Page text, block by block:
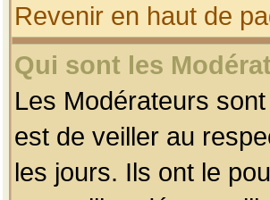
Revenir en haut de
Qui sont les
Les Modérateurs
est de veiller au
les jours. Ils ont le